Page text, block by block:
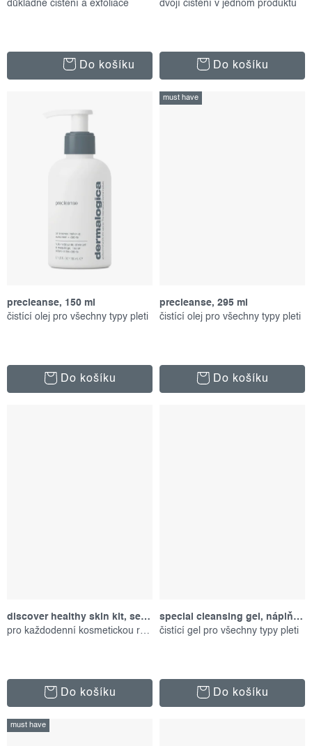
ů
důkladné čištění a exfoliace
Do košíku
dvojí čištění v jednom produktu
Do košíku
precleanse, 150 ml
čistící olej pro všechny typy pleti
Do košíku
must have
precleanse, 295 ml
čistící olej pro všechny typy pleti
Do košíku
discover healthy skin kit, set produktů
pro každodenní kosmetickou rutinu
Do košíku
special cleansing gel, náplň 500 ml
čistící gel pro všechny typy pleti
Do košíku
must have